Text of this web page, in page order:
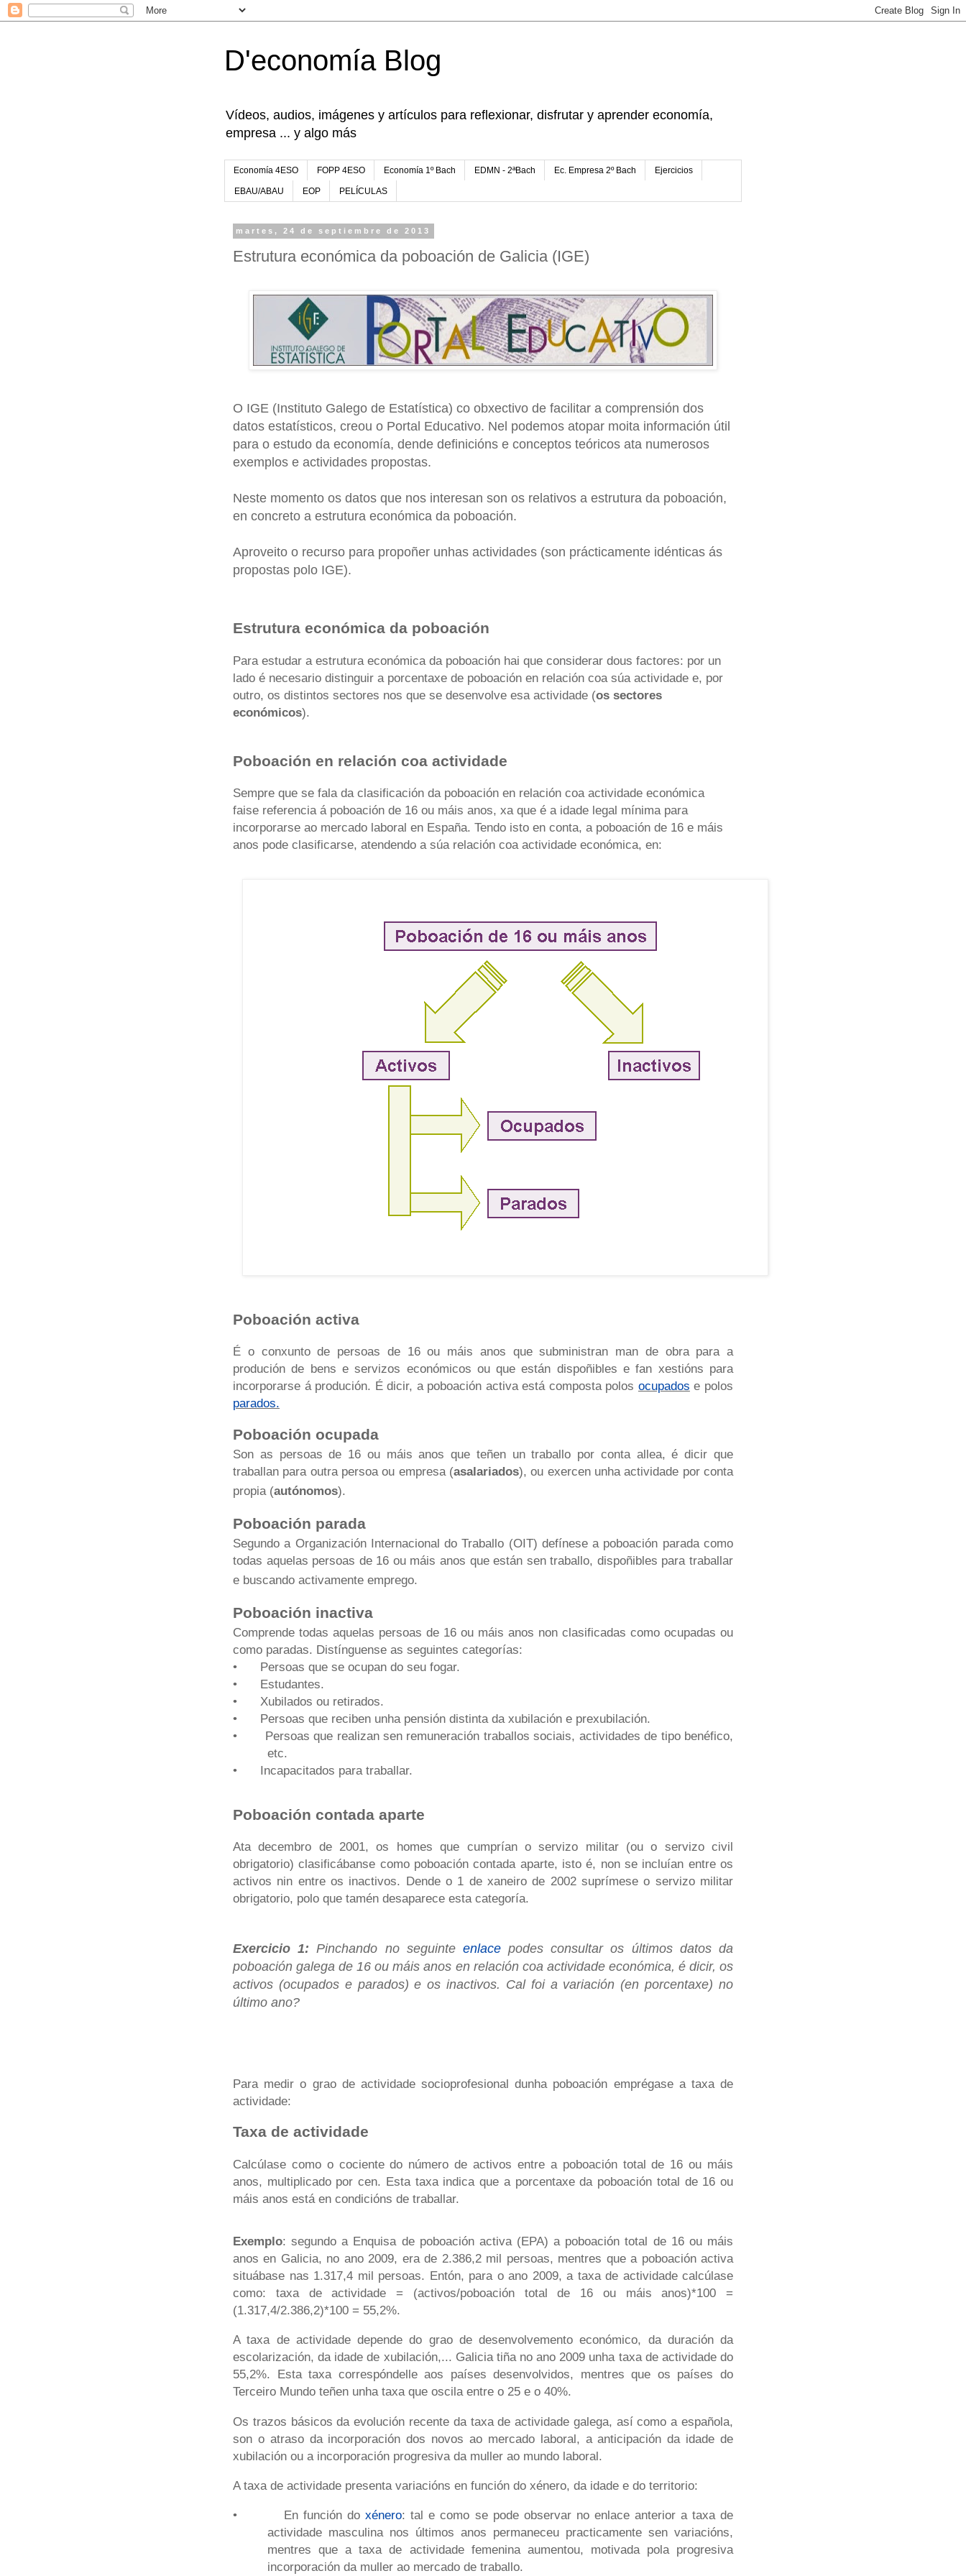
D'economía Blog
Vídeos, audios, imágenes y artículos para reflexionar, disfrutar y aprender economía,
empresa ... y algo más
Economía 4ESO FOPP 4ESO Economía 1º Bach EDMN - 2ªBach Ec. Empresa 2º Bach Ejercicios
EBAU/ABAU EOP PELÍCULAS
martes, 24 de septiembre de 2013
Estrutura económica da poboación de Galicia (IGE)
O IGE (Instituto Galego de Estatística) co obxectivo de facilitar a comprensión dos
datos estatísticos, creou o Portal Educativo. Nel podemos atopar moita información útil
para o estudo da economía, dende definicións e conceptos teóricos ata numerosos
exemplos e actividades propostas.
Neste momento os datos que nos interesan son os relativos a estrutura da poboación,
en concreto a estrutura económica da poboación.
Aproveito o recurso para propoñer unhas actividades (son prácticamente idénticas ás
propostas polo IGE).
Estrutura económica da poboación
Para estudar a estrutura económica da poboación hai que considerar dous factores: por un
lado é necesario distinguir a porcentaxe de poboación en relación coa súa actividade e, por
outro, os distintos sectores nos que se desenvolve esa actividade (os sectores
económicos).
Poboación en relación coa actividade
Sempre que se fala da clasificación da poboación en relación coa actividade económica
faise referencia á poboación de 16 ou máis anos, xa que é a idade legal mínima para
incorporarse ao mercado laboral en España. Tendo isto en conta, a poboación de 16 e máis
anos pode clasificarse, atendendo a súa relación coa actividade económica, en:
Poboación activa
É o conxunto de persoas de 16 ou máis anos que subministran man de obra para a
produción de bens e servizos económicos ou que están dispoñibles e fan xestións para
incorporarse á produción. É dicir, a poboación activa está composta polos ocupados e polos
parados.
Poboación ocupada
Son as persoas de 16 ou máis anos que teñen un traballo por conta allea, é dicir que
traballan para outra persoa ou empresa (asalariados), ou exercen unha actividade por conta
propia (autónomos).
Poboación parada
Segundo a Organización Internacional do Traballo (OIT) defínese a poboación parada como
todas aquelas persoas de 16 ou máis anos que están sen traballo, dispoñibles para traballar
e buscando activamente emprego.
Poboación inactiva
Comprende todas aquelas persoas de 16 ou máis anos non clasificadas como ocupadas ou
como paradas. Distínguense as seguintes categorías:
•
Persoas que se ocupan do seu fogar.
•
Estudantes.
•
Xubilados ou retirados.
•
Persoas que reciben unha pensión distinta da xubilación e prexubilación.
•
Persoas que realizan sen remuneración traballos sociais, actividades de tipo benéfico,
etc.
•
Incapacitados para traballar.
Poboación contada aparte
Ata decembro de 2001, os homes que cumprían o servizo militar (ou o servizo civil
obrigatorio) clasificábanse como poboación contada aparte, isto é, non se incluían entre os
activos nin entre os inactivos. Dende o 1 de xaneiro de 2002 suprímese o servizo militar
obrigatorio, polo que tamén desaparece esta categoría.
Exercicio 1:Pinchando no seguinte enlacepodes consultar os últimos datos da
poboación galega de 16 ou máis anos en relación coa actividade económica, é dicir, os
activos (ocupados e parados) e os inactivos. Cal foi a variación (en porcentaxe) no
último ano?
Para medir o grao de actividade socioprofesional dunha poboación emprégase a taxa de
actividade:
Taxa de actividade
Calcúlase como o cociente do número de activos entre a poboación total de 16 ou máis
anos, multiplicado por cen. Esta taxa indica que a porcentaxe da poboación total de 16 ou
máis anos está en condicións de traballar.
Exemplo: segundo a Enquisa de poboación activa (EPA) a poboación total de 16 ou máis
anos en Galicia, no ano 2009, era de 2.386,2 mil persoas, mentres que a poboación activa
situábase nas 1.317,4 mil persoas. Entón, para o ano 2009, a taxa de actividade calcúlase
como: taxa de actividade = (activos/poboación total de 16 ou máis anos)*100 =
(1.317,4/2.386,2)*100 = 55,2%.
A taxa de actividade depende do grao de desenvolvemento económico, da duración da
escolarización, da idade de xubilación,... Galicia tiña no ano 2009 unha taxa de actividade do
55,2%. Esta taxa correspóndelle aos países desenvolvidos, mentres que os países do
Terceiro Mundo teñen unha taxa que oscila entre o 25 e o 40%.
Os trazos básicos da evolución recente da taxa de actividade galega, así como a española,
son o atraso da incorporación dos novos ao mercado laboral, a anticipación da idade de
xubilación ou a incorporación progresiva da muller ao mundo laboral.
A taxa de actividade presenta variacións en función do xénero, da idade e do territorio:
• En función doxénero: tal e como se pode observar no enlace anterior a taxa de
actividade masculina nos últimos anos permaneceu practicamente sen variacións,
mentres que a taxa de actividade femenina aumentou, motivada pola progresiva
incorporación da muller ao mercado de traballo.